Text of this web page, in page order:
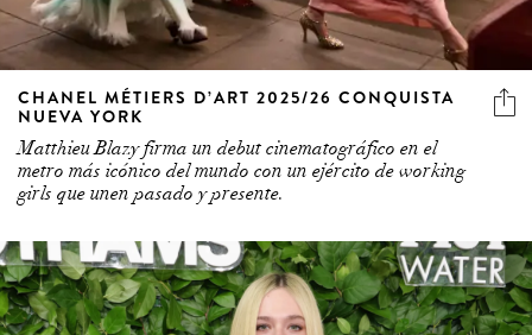
CHANEL MÉTIERS D’ART 2025/26 CONQUISTA
NUEVA YORK
Matthieu Blazy firma un debut cinematográfico en el
metro más icónico del mundo con un ejército de working
girls que unen pasado y presente.